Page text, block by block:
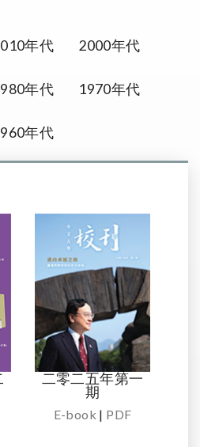
年代 2000年代
年代 1970年代
年代
二零二五年第一
期
E-book | PDF